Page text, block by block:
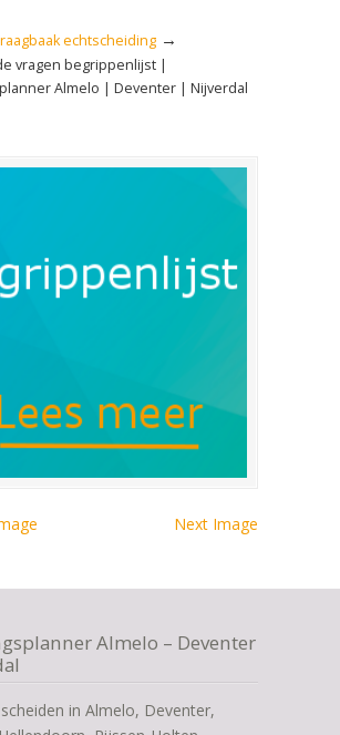
echtscheiding →
vragen begrippenlijst |
Almelo | Deventer | Nijverdal
Next Image
Almelo – Deventer
in Almelo, Deventer,